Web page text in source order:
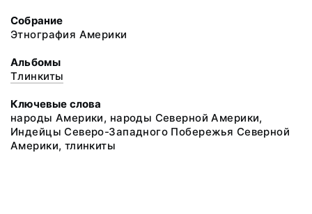
Собрание
Этнография Америки
Альбомы
Тлинкиты
Ключевые слова
народы Америки, народы Северной Америки,
Индейцы Северо-Западного Побережья Северной
Америки, тлинкиты